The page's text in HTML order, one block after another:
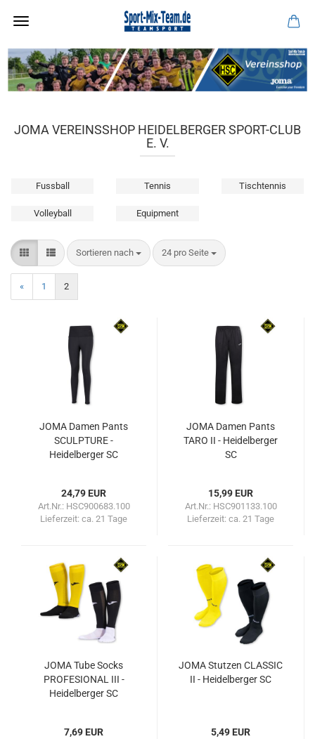
JOMA VEREINSSHOP HEIDELBERGER SPORT-CLUB
E. V.
Fussball Tennis Tischtennis
Volleyball Equipment
Sortieren nach
Sortieren nach 24 pro Seite
pro Seite
« 1 2
JOMA Damen Pants
SCULPTURE -
Heidelberger SC
24,79 EUR
Art.Nr.: HSC900683.100
Lieferzeit: ca. 21 Tage
JOMA Damen Pants
TARO II - Heidelberger
SC
15,99 EUR
Art.Nr.: HSC901133.100
Lieferzeit: ca. 21 Tage
JOMA Tube Socks
PROFESIONAL III -
Heidelberger SC
7,69 EUR
JOMA Stutzen CLASSIC
II - Heidelberger SC
5,49 EUR